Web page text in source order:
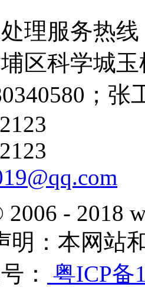
理服务热线
区科学城
；张
- 2018
明：本网
：
粤ICP备